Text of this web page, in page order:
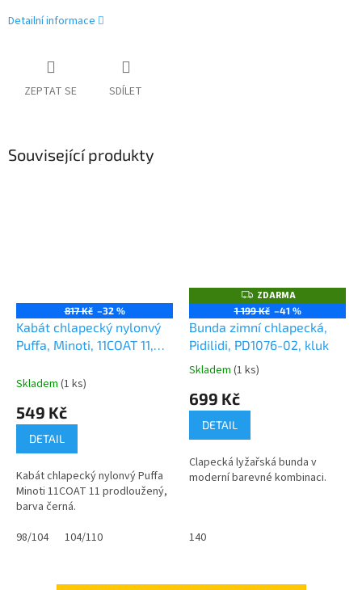
Detailní informace
ZEPTAT SE SDÍLET
Související produkty
817 Kč –32 %
Kabát chlapecký nylonvý
Puffa, Minoti, 11COAT 11,
Skladem (1 ks)
549 Kč
DETAIL
Kabát chlapecký nylonvý Puffa
Minoti 11COAT 11 prodloužený,
barva černá.
98/104
104/110
Z
D
A
R
M
A
ZDARMA
1 199 Kč –41 %
Bunda zimní chlapecká,
Pidilidi, PD1076-02, kluk
Průměrné
produktu
5
hvězdiček.
Skladem (1 ks)
699 Kč
DETAIL
Clapecká lyžařská bunda v
moderní barevné kombinaci.
140